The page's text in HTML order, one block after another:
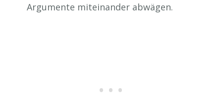
Argumente miteinander abwägen.